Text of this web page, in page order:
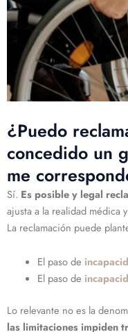
¿Puedo
concedido un
me
Sí. Es posible y legal
ajusta a la realidad médica
La reclamación puede
El paso de
El paso de
Lo relevante no es la
las limitaciones impiden